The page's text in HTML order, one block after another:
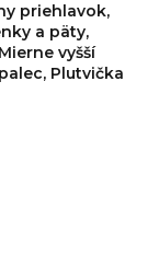
priehlavok,
a päty,
vyšší
Plutvička